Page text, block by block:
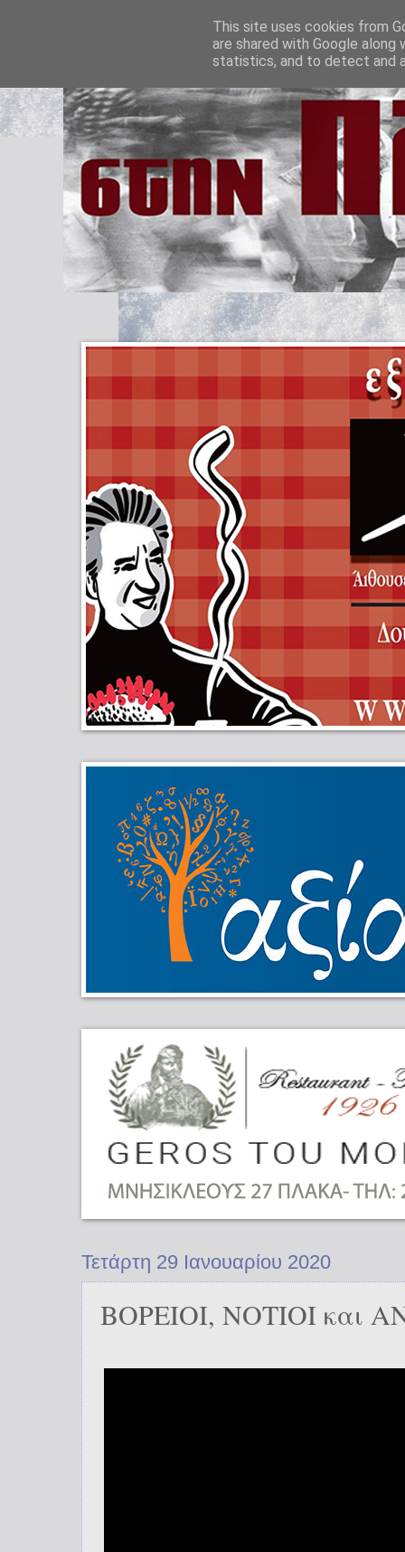
Τετάρτη 29 Ιανουαρίου 2020
ΒΟΡΕΙΟΙ, ΝΟΤΙΟΙ και
This site uses cookies from
are shared with Google
statistics, and to detect and